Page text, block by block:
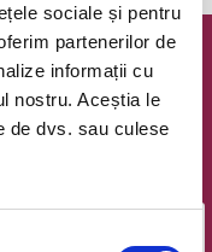
sociale și pentru
partenerilor de
informații cu
nostru. Aceștia le
de dvs. sau culese
cu cele mai noi